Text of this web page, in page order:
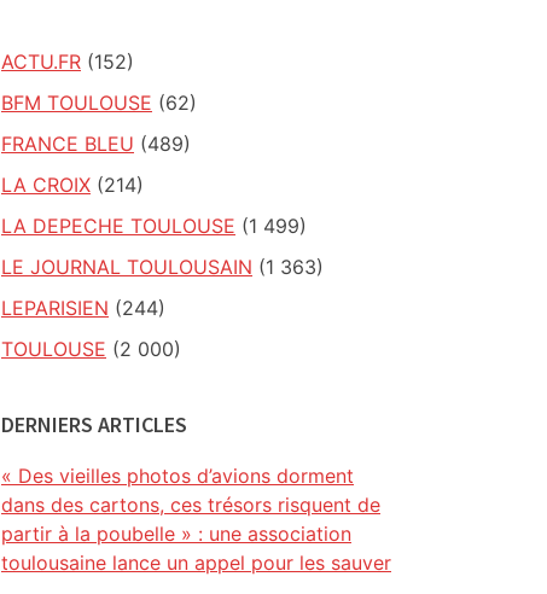
ACTU.FR (152)
BFM TOULOUSE (62)
FRANCE BLEU (489)
LA CROIX (214)
LA DEPECHE TOULOUSE (1 499)
LE JOURNAL TOULOUSAIN (1 363)
LEPARISIEN (244)
TOULOUSE (2 000)
DERNIERS ARTICLES
« Des vieilles photos d’avions dorment
dans des cartons, ces trésors risquent de
partir à la poubelle » : une association
toulousaine lance un appel pour les sauver